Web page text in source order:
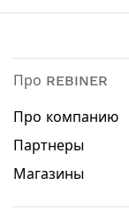
Про REBINER
Про компанию
Партнеры
Магазины